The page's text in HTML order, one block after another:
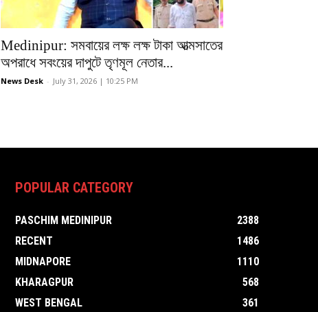
Medinipur: সমবায়ের লক্ষ লক্ষ টাকা আত্মসাতের
অপরাধে সবংয়ের দাপুটে তৃণমূল নেতার...
News Desk - July 31, 2026 | 10:25 PM
POPULAR CATEGORY
PASCHIM MEDINIPUR
2388
RECENT
1486
MIDNAPORE
1110
KHARAGPUR
568
WEST BENGAL
361